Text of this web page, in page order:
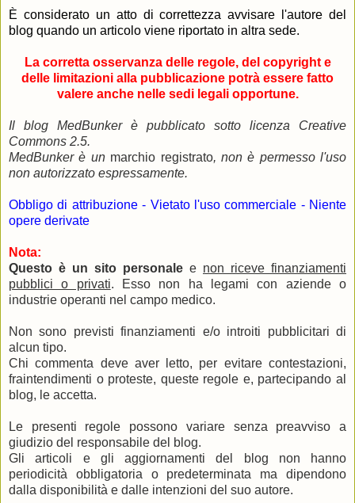
È considerato un atto di correttezza avvisare l'autore del
blog quando un articolo viene riportato in altra sede.
La corretta osservanza delle regole, del copyright e
delle limitazioni alla pubblicazione potrà essere fatto
valere anche nelle sedi legali opportune.
Il blog MedBunker è pubblicato sotto licenza Creative
Commons 2.5.
MedBunker è un marchio registrato, non è permesso l'uso
non autorizzato espressamente.
Obbligo di attribuzione - Vietato l'uso commerciale - Niente
opere derivate
Nota:
Questo è un sito personale e non riceve finanziamenti
pubblici o privati. Esso non ha legami con aziende o
industrie operanti nel campo medico.
Non sono previsti finanziamenti e/o introiti pubblicitari di
alcun tipo.
Chi commenta deve aver letto, per evitare contestazioni,
fraintendimenti o proteste, queste regole e, partecipando al
blog, le accetta.
Le presenti regole possono variare senza preavviso a
giudizio del responsabile del blog.
Gli articoli e gli aggiornamenti del blog non hanno
periodicità obbligatoria o predeterminata ma dipendono
dalla disponibilità e dalle intenzioni del suo autore.